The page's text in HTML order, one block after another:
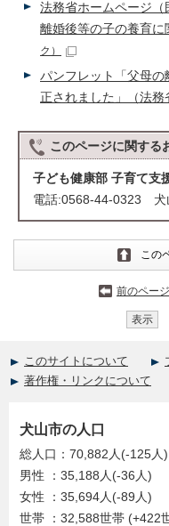
法務省ホームページ
離婚後等の子の養育に
ク）
パンフレット「父母
正されました」（法務
このページに関する
子ども健康部 子育て支
電話:0568-44-0323 犬
この
前のペー
表示
このサイトについて
著作権・リンクについて
犬山市の人口
総人口：70,882人(-125人)
男性 ：35,188人(-36人)
女性 ：35,694人(-89人)
世帯 ：32,588世帯 (+422